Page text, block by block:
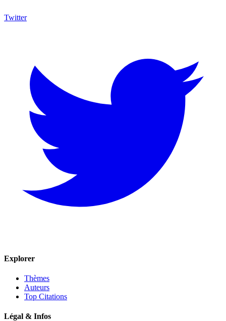
Twitter
Explorer
Thèmes
Auteurs
Top Citations
Légal & Infos